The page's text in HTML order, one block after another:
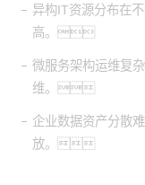
异构IT资源分布在
高。
微服务架构运维
维。
企业数据资产分散
放。